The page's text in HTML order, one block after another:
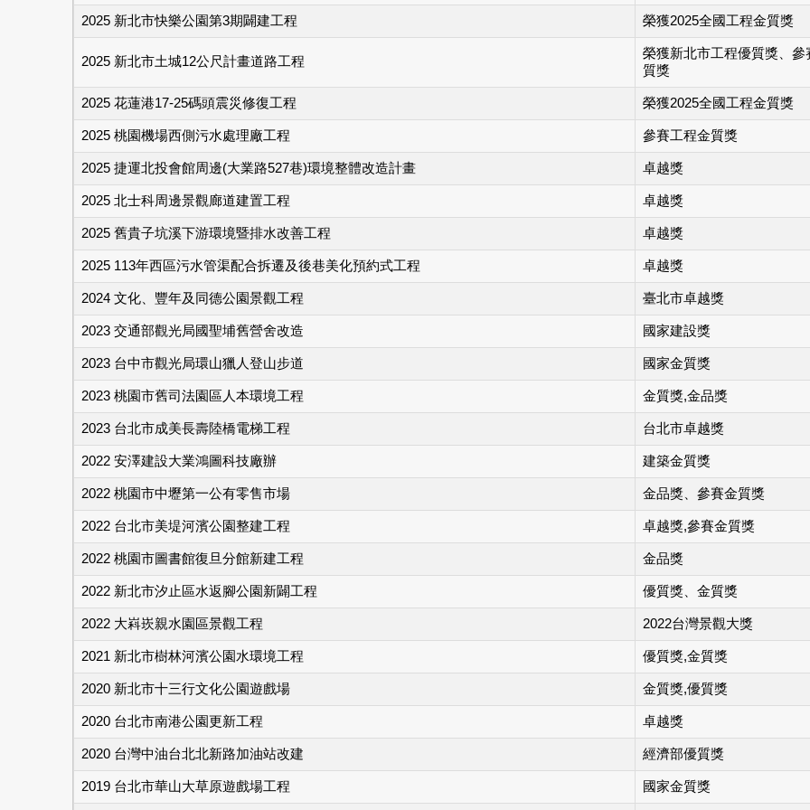
2025 新北市快樂公園第3期闢建工程 榮獲2025全國工程金質獎
2025 新北市土城12公尺計畫道路工程
榮獲新北市工程優質獎、參
質獎
2025 花蓮港17-25碼頭震災修復工程 榮獲2025全國工程金質獎
2025 桃園機場西側污水處理廠工程 參賽工程金質獎
2025 捷運北投會館周邊(大業路527巷)環境整體改造計畫 卓越獎
2025 北士科周邊景觀廊道建置工程 卓越獎
2025 舊貴子坑溪下游環境暨排水改善工程 卓越獎
2025 113年西區污水管渠配合拆遷及後巷美化預約式工程 卓越獎
2024 文化、豐年及同德公園景觀工程 臺北市卓越獎
2023 交通部觀光局國聖埔舊營舍改造 國家建設獎
2023 台中市觀光局環山獵人登山步道 國家金質獎
2023 桃園市舊司法園區人本環境工程 金質獎,金品獎
2023 台北市成美長壽陸橋電梯工程 台北市卓越獎
2022 安澤建設大業鴻圖科技廠辦 建築金質獎
2022 桃園市中壢第一公有零售市場 金品獎、參賽金質獎
2022 台北市美堤河濱公園整建工程 卓越獎,參賽金質獎
2022 桃園市圖書館復旦分館新建工程 金品獎
2022 新北市汐止區水返腳公園新闢工程 優質獎、金質獎
2022 大嵙崁親水園區景觀工程 2022台灣景觀大獎
2021 新北市樹林河濱公園水環境工程 優質獎,金質獎
2020 新北市十三行文化公園遊戲場 金質獎,優質獎
2020 台北市南港公園更新工程 卓越獎
2020 台灣中油台北北新路加油站改建 經濟部優質獎
2019 台北市華山大草原遊戲場工程 國家金質獎